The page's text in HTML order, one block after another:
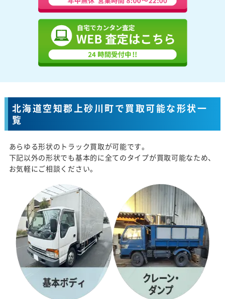
北海道空知郡上砂川町で買取可能な形状一
覧
あらゆる形状のトラック買取が可能です。
下記以外の形状でも基本的に全てのタイプが買取可能なため、
お気軽にご相談ください。